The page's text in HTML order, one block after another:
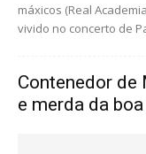
máxicos (Real
vivido no concerto de
Contenedor de
e merda da boa